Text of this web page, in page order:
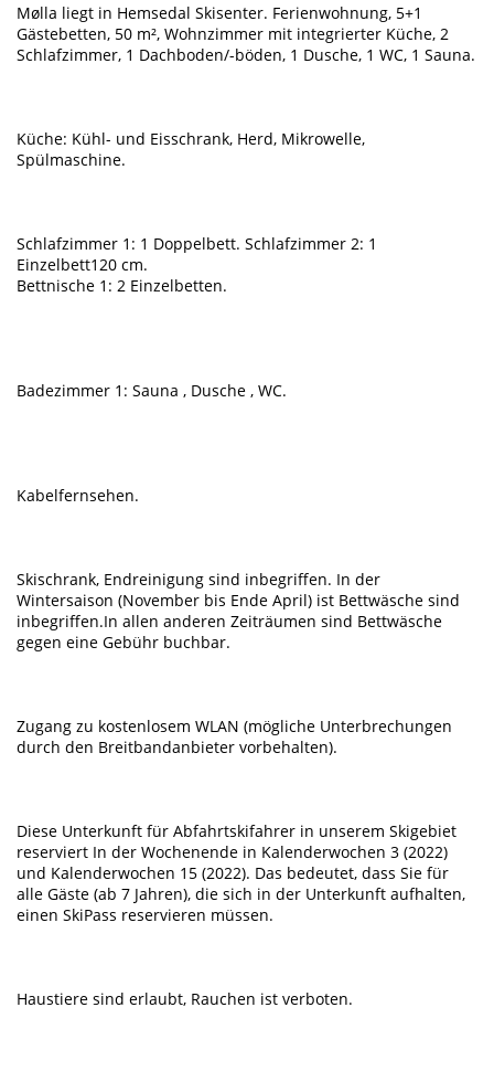
Mølla liegt in Hemsedal Skisenter. Ferienwohnung, 5+1
Gästebetten, 50 m², Wohnzimmer mit integrierter Küche, 2
Schlafzimmer, 1 Dachboden/-böden, 1 Dusche, 1 WC, 1 Sauna.
Küche: Kühl- und Eisschrank, Herd, Mikrowelle,
Spülmaschine.
Schlafzimmer 1: 1 Doppelbett. Schlafzimmer 2: 1
Einzelbett120 cm.
Bettnische 1: 2 Einzelbetten.
Badezimmer 1: Sauna , Dusche , WC.
Kabelfernsehen.
Skischrank, Endreinigung sind inbegriffen. In der
Wintersaison (November bis Ende April) ist Bettwäsche sind
inbegriffen.In allen anderen Zeiträumen sind Bettwäsche
gegen eine Gebühr buchbar.
Zugang zu kostenlosem WLAN (mögliche Unterbrechungen
durch den Breitbandanbieter vorbehalten).
Diese Unterkunft für Abfahrtskifahrer in unserem Skigebiet
reserviert In der Wochenende in Kalenderwochen 3 (2022)
und Kalenderwochen 15 (2022). Das bedeutet, dass Sie für
alle Gäste (ab 7 Jahren), die sich in der Unterkunft aufhalten,
einen SkiPass reservieren müssen.
Haustiere sind erlaubt, Rauchen ist verboten.